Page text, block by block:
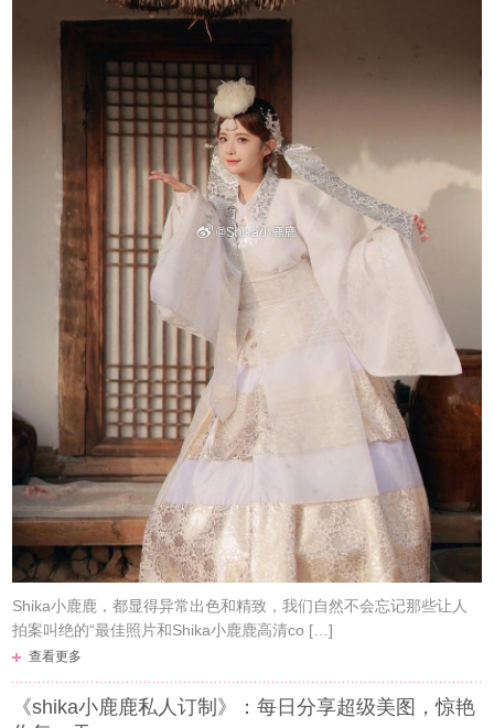
Shika小鹿鹿，都显得异常出色和精致，我们自然不会忘记那些让人
拍案叫绝的“最佳照片和Shika小鹿鹿高清co […]
查看更多
《shika小鹿鹿私人订制》：每日分享超级美图，惊艳